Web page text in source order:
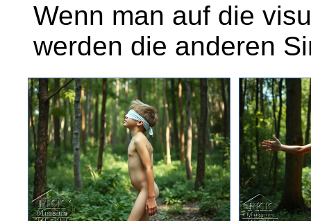
Wenn man auf die
werden die anderen